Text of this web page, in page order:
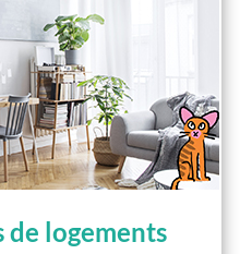
logements